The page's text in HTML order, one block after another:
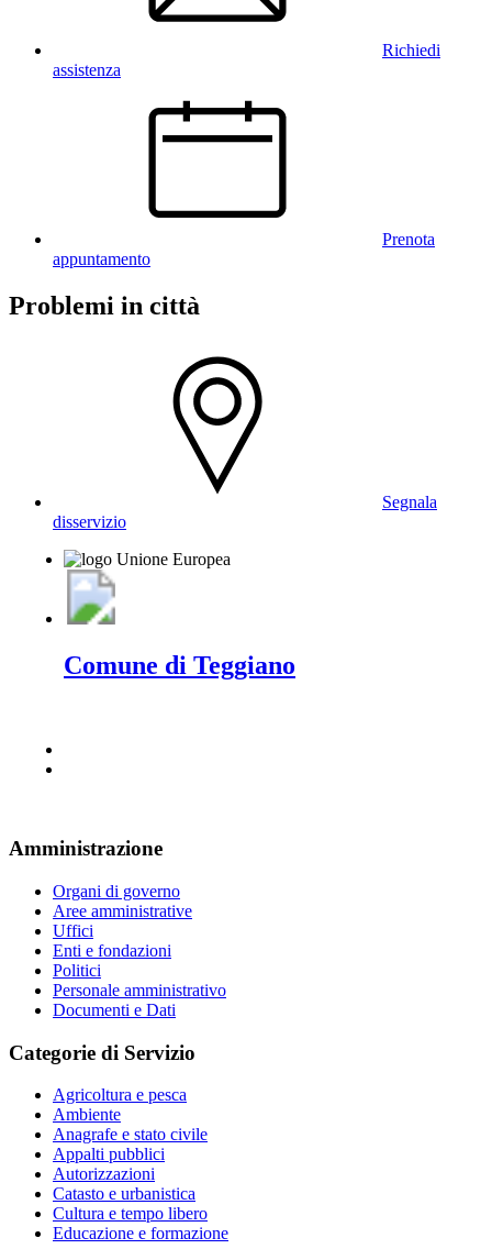
Richiedi
assistenza
Prenota
appuntamento
Problemi in città
Segnala
disservizio
Comune di Teggiano
Amministrazione
Organi di governo
Aree amministrative
Uffici
Enti e fondazioni
Politici
Personale amministrativo
Documenti e Dati
Categorie di Servizio
Agricoltura e pesca
Ambiente
Anagrafe e stato civile
Appalti pubblici
Autorizzazioni
Catasto e urbanistica
Cultura e tempo libero
Educazione e formazione